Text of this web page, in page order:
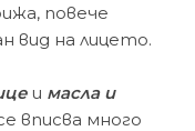
повече
вид на лицето.
и масла и
вписва много